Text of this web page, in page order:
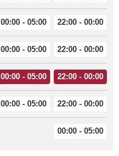
00:00 - 05:00 22:00 - 00:00
00:00 - 05:00 22:00 - 00:00
00:00 - 05:00 22:00 - 00:00
00:00 - 05:00 22:00 - 00:00
00:00 - 05:00